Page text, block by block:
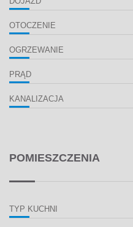
OTOCZENIE
OGRZEWANIE
PRĄD
KANALIZACJA
POMIESZCZENIA
TYP KUCHNI